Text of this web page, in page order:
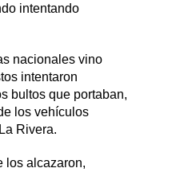
intentando
nacionales vino
intentaron
bultos que portaban,
los vehículos
Rivera.
los alcazaron,